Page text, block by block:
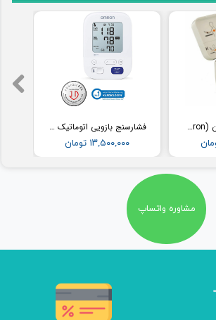
فشارسنج بازویی اتوماتیک با کاف پهن امرن (OMRON) مدل M3
۱۳,۵۰۰,۰۰۰ تومان
فشارسنج مچی امرن (Omron) مدل RS2
مشاوره واتساپ